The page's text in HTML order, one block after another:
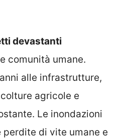
devastanti
comunità umane.
alle infrastrutture,
agricole e
Le inondazioni
perdite di vite umane e